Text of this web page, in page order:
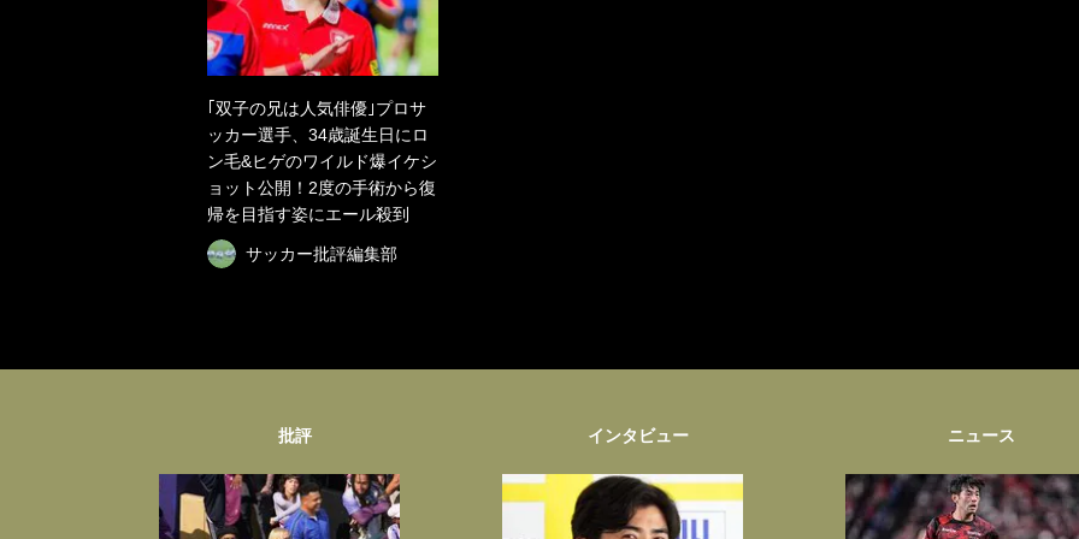
｢双子の兄は人気俳優｣プロサ
ッカー選手、34歳誕生日にロ
ン毛&ヒゲのワイルド爆イケシ
ョット公開！2度の手術から復
帰を目指す姿にエール殺到
サッカー批評編集部
批評 インタビュー ニュース